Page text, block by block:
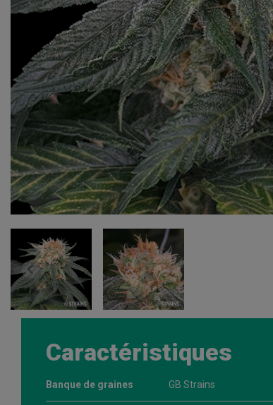
Caractéristiques
Banque de graines GB Strains